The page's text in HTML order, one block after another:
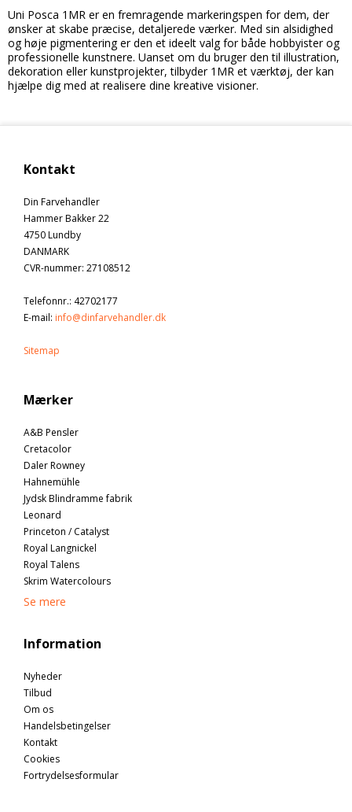
Uni Posca 1MR er en fremragende markeringspen for dem, der
ønsker at skabe præcise, detaljerede værker. Med sin alsidighed
og høje pigmentering er den et ideelt valg for både hobbyister og
professionelle kunstnere. Uanset om du bruger den til illustration,
dekoration eller kunstprojekter, tilbyder 1MR et værktøj, der kan
hjælpe dig med at realisere dine kreative visioner.
Kontakt
Din Farvehandler
Hammer Bakker 22
4750 Lundby
DANMARK
CVR-nummer: 27108512
Telefonnr.: 42702177
E-mail: info@dinfarvehandler.dk
Sitemap
Mærker
A&B Pensler
Cretacolor
Daler Rowney
Hahnemühle
Jydsk Blindramme fabrik
Leonard
Princeton / Catalyst
Royal Langnickel
Royal Talens
Skrim Watercolours
Se mere
Information
Nyheder
Tilbud
Om os
Handelsbetingelser
Kontakt
Cookies
Fortrydelsesformular